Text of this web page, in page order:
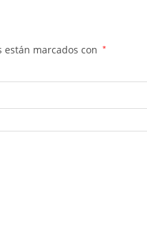
están marcados con *